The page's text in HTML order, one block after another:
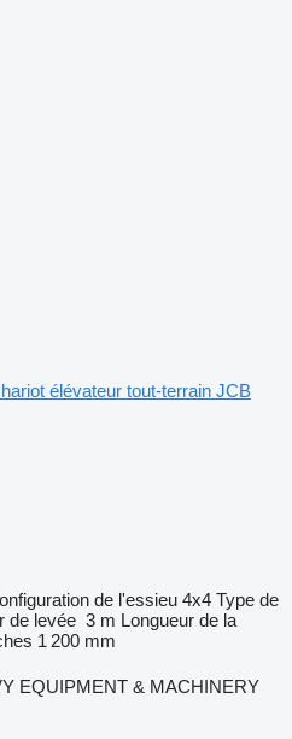
élévateur tout-terrain JCB
de l'essieu 4x4 Type de
de levée 3 m Longueur de la
1 200 mm
EQUIPMENT & MACHINERY